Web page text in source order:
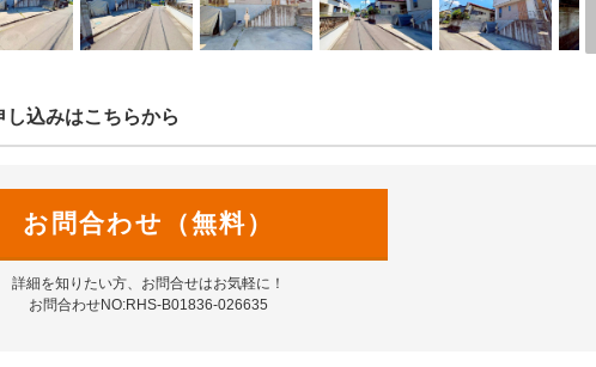
込みはこちらから
お問合わせ（無料）
詳細を知りたい方、お問合せはお気軽に！
お問合わせNO:RHS-B01836-026635